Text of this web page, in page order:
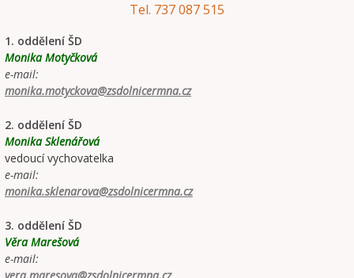
Tel. 737 087 515
1. oddělení ŠD
Monika Motyčková
e-mail:
monika.motyckova@zsdolnicermna.cz
2. oddělení ŠD
Monika Sklenářová
vedoucí vychovatelka
e-mail:
monika.sklenarova@zsdolnicermna.cz
3. oddělení ŠD
Věra Marešová
e-mail: